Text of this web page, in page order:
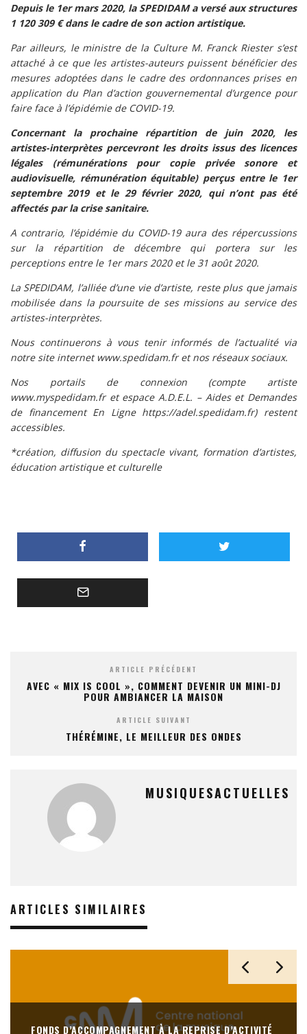
Depuis le 1er mars 2020, la SPEDIDAM a versé aux structures
1 120 309 € dans le cadre de son action artistique.
Par ailleurs, le ministre de la Culture M. Franck Riester s’est
attaché à ce que les artistes-auteurs puissent bénéficier des
mesures adoptées dans le cadre des ordonnances prises en
application du Plan d’action gouvernemental d’urgencepour
faire face à l’épidémie de COVID-19.
Concernant la prochaine répartitionde juin 2020, les
artistes-interprètes percevront les droits issus des licences
légales (rémunérations pour copie privée sonore et
audiovisuelle, rémunération équitable) perçus entre le 1er
septembre 2019 et le 29 février 2020, qui n’ont pas été
affectés par la crise sanitaire.
A contrario, l’épidémie du COVID-19 aura des répercussions
sur la répartition de décembre qui portera sur les
perceptions entre le 1er mars 2020 et le 31 août 2020.
La SPEDIDAM, l’alliée d’une vie d’artiste, reste plus que jamais
mobilisée dans la poursuite de ses missions au service des
artistes-interprètes.
Nous continuerons à vous tenir informés de l’actualité via
notre site internet www.spedidam.fret nos réseaux sociaux.
Nos portails de connexion (compte artiste
www.myspedidam.fret espace A.D.E.L. – Aides et Demandes
de financement En Ligne https://adel.spedidam.fr) restent
accessibles.
*création, diffusion du spectacle vivant, formation d’artistes,
éducation artistique et culturelle
ARTICLE PRÉCÉDENT
AVEC « MIX IS COOL », COMMENT DEVENIR UN MINI-DJ
POUR AMBIANCER LA MAISON
ARTICLE SUIVANT
THÉRÉMINE, LE MEILLEUR DES ONDES
MUSIQUESACTUELLES
ARTICLES SIMILAIRES
FONDS D’ACCOMPAGNEMENT À LA REPRISE D’ACTIVITÉ